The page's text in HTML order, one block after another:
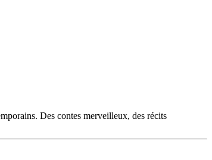
Des contes merveilleux, des récits